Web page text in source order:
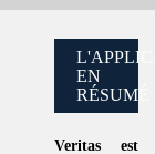
EN
RÉSUMÉ
Veritasest